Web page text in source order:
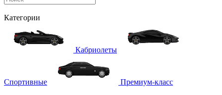
Категории
Кабриолеты
Спортивные Премиум-класс